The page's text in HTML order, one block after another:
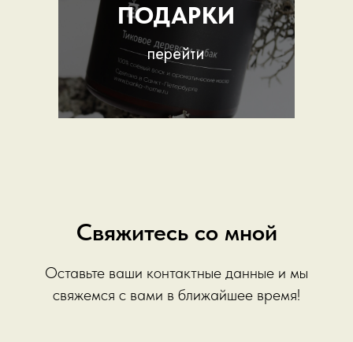
ПОДАРКИ
перейти
Свяжитесь со мной
Оставьте ваши контактные данные и мы
свяжемся с вами в ближайшее время!